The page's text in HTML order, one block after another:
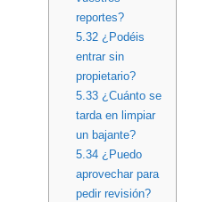
reportes?
5.32¿Podéis
entrar sin
propietario?
5.33¿Cuánto se
tarda en limpiar
un bajante?
5.34¿Puedo
aprovechar para
pedir revisión?